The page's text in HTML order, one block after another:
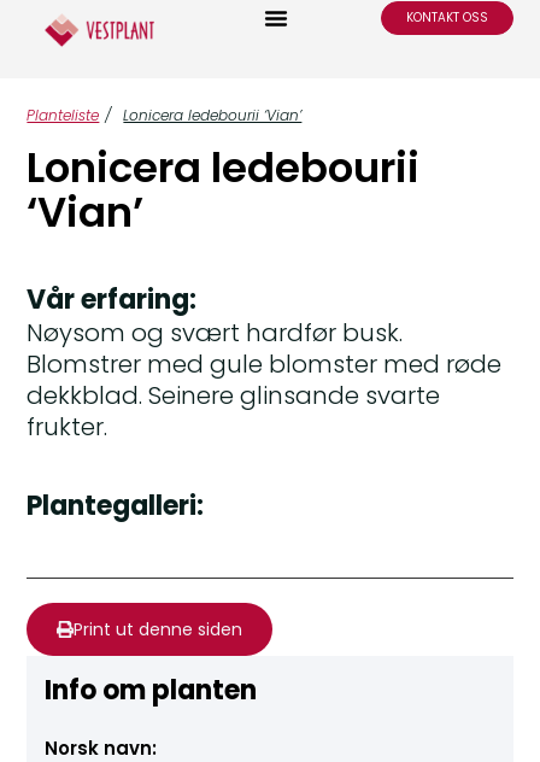
KONTAKT OSS
Planteliste / Lonicera ledebourii ‘Vian’
Lonicera ledebourii
‘Vian’
Vår erfaring:
Nøysom og svært hardfør busk.
Blomstrer med gule blomster med røde
dekkblad. Seinere glinsande svarte
frukter.
Plantegalleri:
Print ut denne siden
Info om planten
Norsk navn: